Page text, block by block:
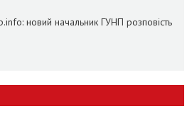
новий начальник ГУНП розповість